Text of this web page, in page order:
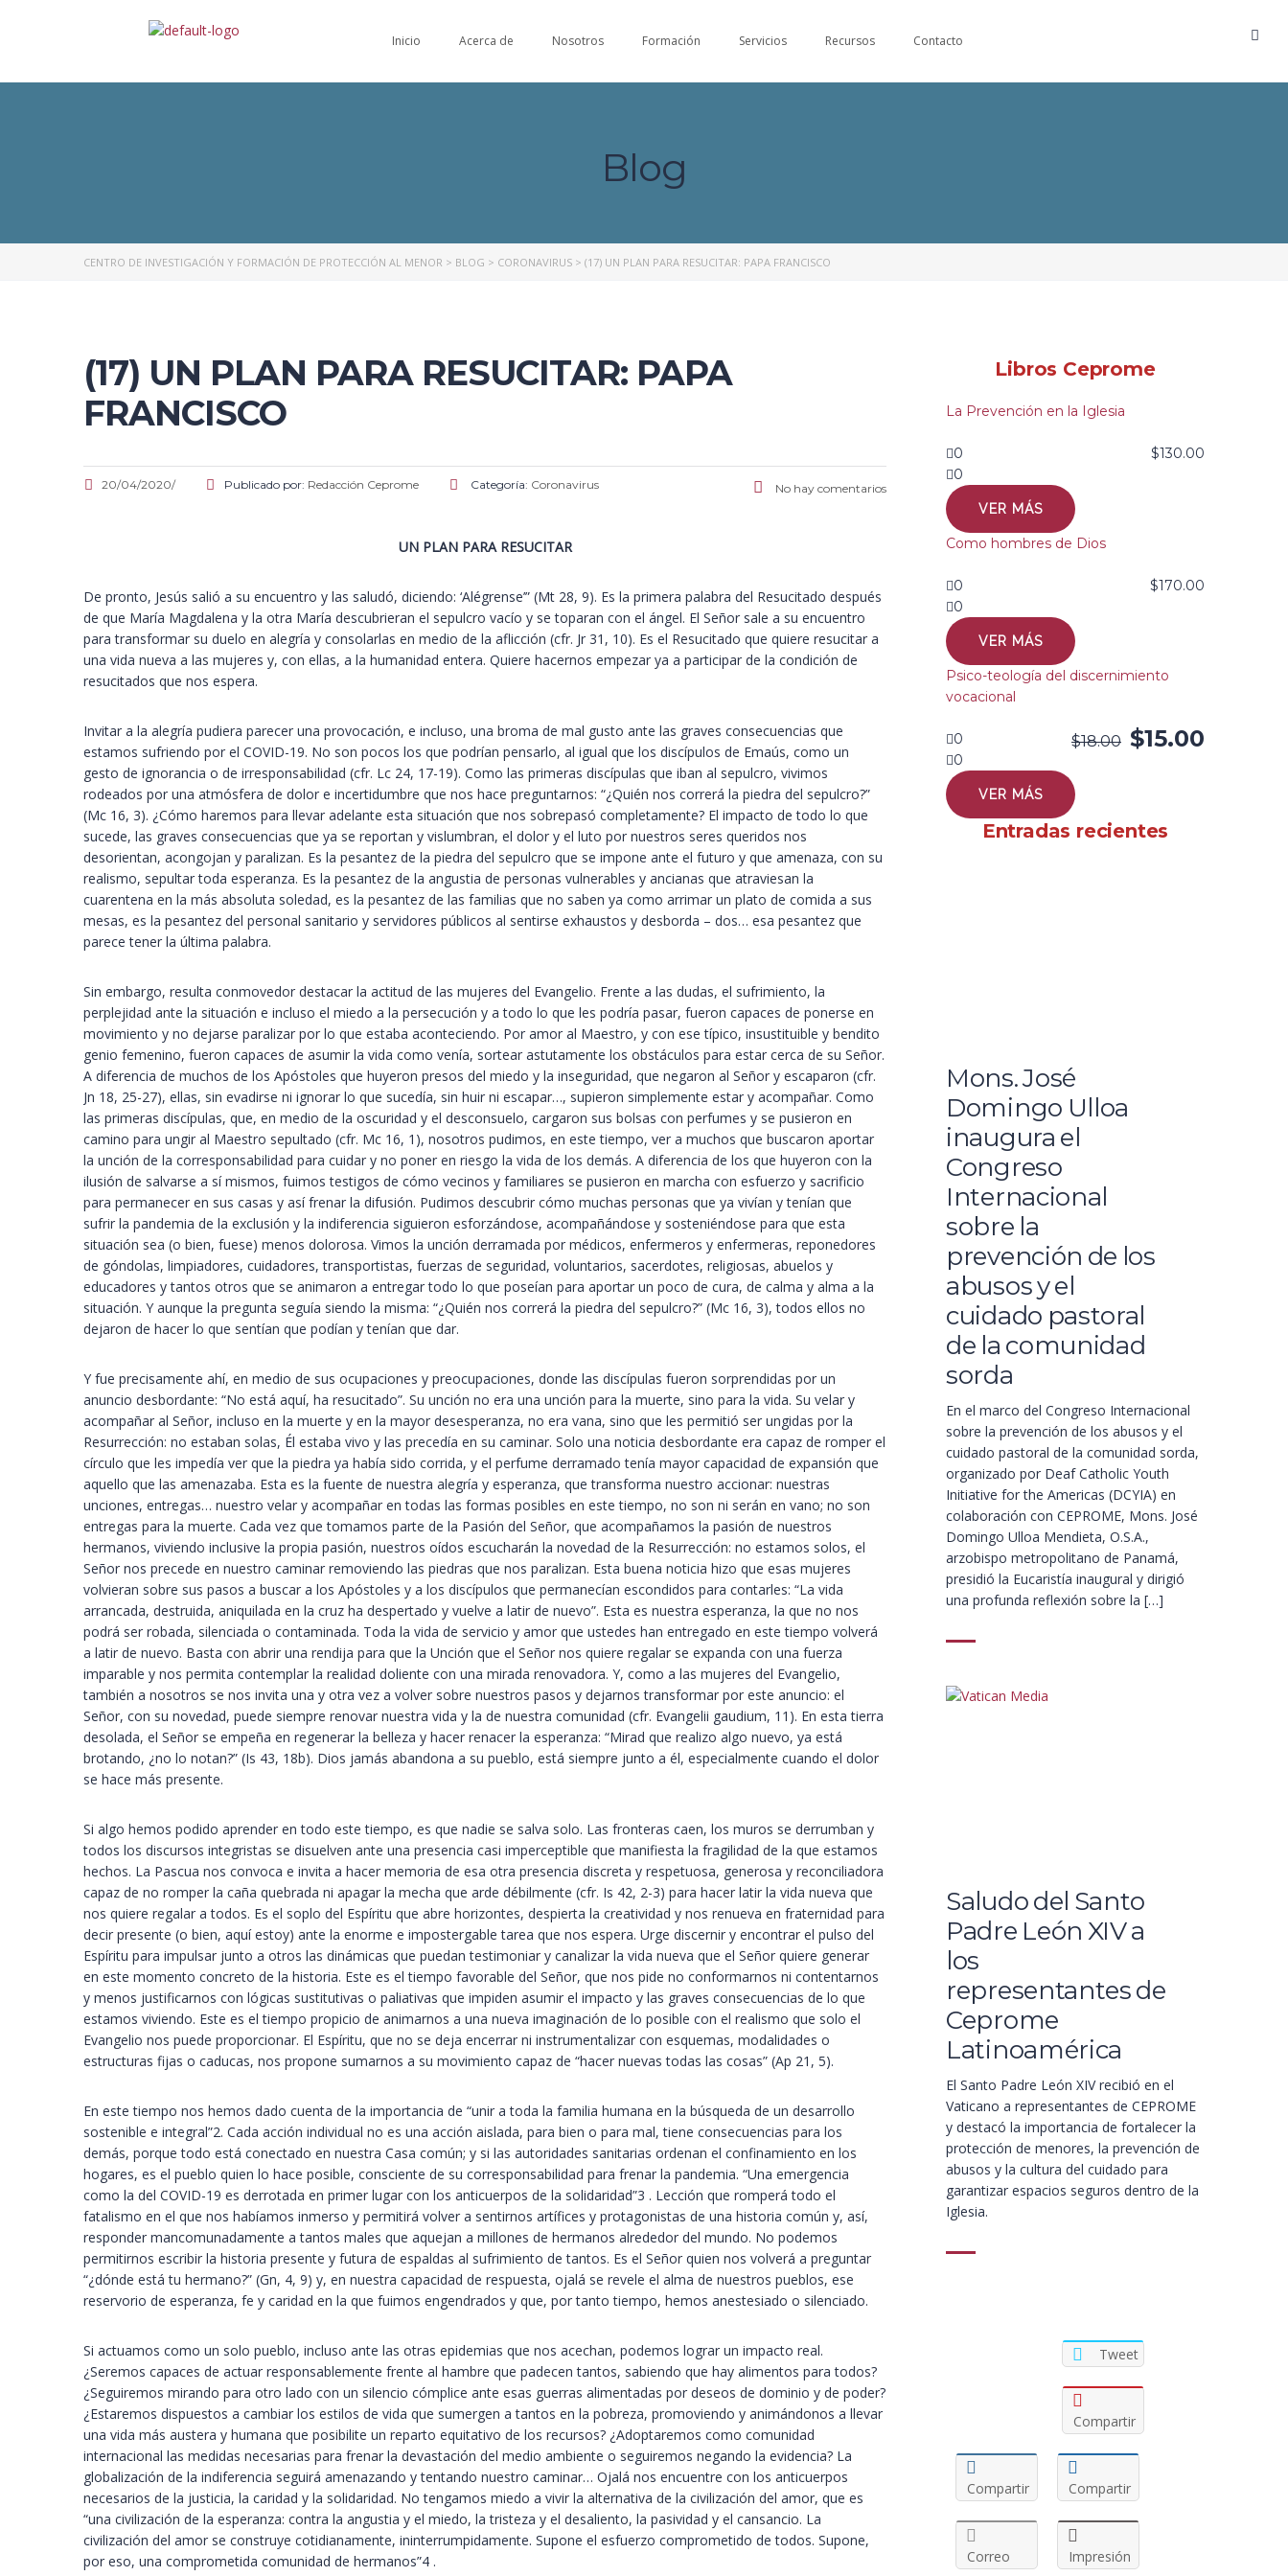
Inicio Acerca de Nosotros Formación Servicios Recursos Contacto
Blog
CENTRO DE INVESTIGACIÓN Y FORMACIÓN DE PROTECCIÓN AL MENOR > BLOG > CORONAVIRUS > (17) UN PLAN PARA RESUCITAR: PAPA FRANCISCO
(17) UN PLAN PARA RESUCITAR: PAPA
FRANCISCO
20/04/2020/ Publicado por: Redacción Ceprome Categoría: Coronavirus No hay comentarios
UN PLAN PARA RESUCITAR
De pronto, Jesús salió a su encuentro y las saludó, diciendo: ‘Alégrense’” (Mt 28, 9). Es la primera palabra del Resucitado después
de que María Magdalena y la otra María descubrieran el sepulcro vacío y se toparan con el ángel. El Señor sale a su encuentro
para transformar su duelo en alegría y consolarlas en medio de la aflicción (cfr. Jr 31, 10). Es el Resucitado que quiere resucitar a
una vida nueva a las mujeres y, con ellas, a la humanidad entera. Quiere hacernos empezar ya a participar de la condición de
resucitados que nos espera.
Invitar a la alegría pudiera parecer una provocación, e incluso, una broma de mal gusto ante las graves consecuencias que
estamos sufriendo por el COVID-19. No son pocos los que podrían pensarlo, al igual que los discípulos de Emaús, como un
gesto de ignorancia o de irresponsabilidad (cfr. Lc 24, 17-19). Como las primeras discípulas que iban al sepulcro, vivimos
rodeados por una atmósfera de dolor e incertidumbre que nos hace preguntarnos: “¿Quién nos correrá la piedra del sepulcro?”
(Mc 16, 3). ¿Cómo haremos para llevar adelante esta situación que nos sobrepasó completamente? El impacto de todo lo que
sucede, las graves consecuencias que ya se reportan y vislumbran, el dolor y el luto por nuestros seres queridos nos
desorientan, acongojan y paralizan. Es la pesantez de la piedra del sepulcro que se impone ante el futuro y que amenaza, con su
realismo, sepultar toda esperanza. Es la pesantez de la angustia de personas vulnerables y ancianas que atraviesan la
cuarentena en la más absoluta soledad, es la pesantez de las familias que no saben ya como arrimar un plato de comida a sus
mesas, es la pesantez del personal sanitario y servidores públicos al sentirse exhaustos y desborda – dos… esa pesantez que
parece tener la última palabra.
Sin embargo, resulta conmovedor destacar la actitud de las mujeres del Evangelio. Frente a las dudas, el sufrimiento, la
perplejidad ante la situación e incluso el miedo a la persecución y a todo lo que les podría pasar, fueron capaces de ponerse en
movimiento y no dejarse paralizar por lo que estaba aconteciendo. Por amor al Maestro, y con ese típico, insustituible y bendito
genio femenino, fueron capaces de asumir la vida como venía, sortear astutamente los obstáculos para estar cerca de su Señor.
A diferencia de muchos de los Apóstoles que huyeron presos del miedo y la inseguridad, que negaron al Señor y escaparon (cfr.
Jn 18, 25-27), ellas, sin evadirse ni ignorar lo que sucedía, sin huir ni escapar…, supieron simplemente estar y acompañar. Como
las primeras discípulas, que, en medio de la oscuridad y el desconsuelo, cargaron sus bolsas con perfumes y se pusieron en
camino para ungir al Maestro sepultado (cfr. Mc 16, 1), nosotros pudimos, en este tiempo, ver a muchos que buscaron aportar
la unción de la corresponsabilidad para cuidar y no poner en riesgo la vida de los demás. A diferencia de los que huyeron con la
ilusión de salvarse a sí mismos, fuimos testigos de cómo vecinos y familiares se pusieron en marcha con esfuerzo y sacrificio
para permanecer en sus casas y así frenar la difusión. Pudimos descubrir cómo muchas personas que ya vivían y tenían que
sufrir la pandemia de la exclusión y la indiferencia siguieron esforzándose, acompañándose y sosteniéndose para que esta
situación sea (o bien, fuese) menos dolorosa. Vimos la unción derramada por médicos, enfermeros y enfermeras, reponedores
de góndolas, limpiadores, cuidadores, transportistas, fuerzas de seguridad, voluntarios, sacerdotes, religiosas, abuelos y
educadores y tantos otros que se animaron a entregar todo lo que poseían para aportar un poco de cura, de calma y alma a la
situación. Y aunque la pregunta seguía siendo la misma: “¿Quién nos correrá la piedra del sepulcro?” (Mc 16, 3), todos ellos no
dejaron de hacer lo que sentían que podían y tenían que dar.
Y fue precisamente ahí, en medio de sus ocupaciones y preocupaciones, donde las discípulas fueron sorprendidas por un
anuncio desbordante: “No está aquí, ha resucitado”. Su unción no era una unción para la muerte, sino para la vida. Su velar y
acompañar al Señor, incluso en la muerte y en la mayor desesperanza, no era vana, sino que les permitió ser ungidas por la
Resurrección: no estaban solas, Él estaba vivo y las precedía en su caminar. Solo una noticia desbordante era capaz de romper el
círculo que les impedía ver que la piedra ya había sido corrida, y el perfume derramado tenía mayor capacidad de expansión que
aquello que las amenazaba. Esta es la fuente de nuestra alegría y esperanza, que transforma nuestro accionar: nuestras
unciones, entregas… nuestro velar y acompañar en todas las formas posibles en este tiempo, no son ni serán en vano; no son
entregas para la muerte. Cada vez que tomamos parte de la Pasión del Señor, que acompañamos la pasión de nuestros
hermanos, viviendo inclusive la propia pasión, nuestros oídos escucharán la novedad de la Resurrección: no estamos solos, el
Señor nos precede en nuestro caminar removiendo las piedras que nos paralizan. Esta buena noticia hizo que esas mujeres
volvieran sobre sus pasos a buscar a los Apóstoles y a los discípulos que permanecían escondidos para contarles: “La vida
arrancada, destruida, aniquilada en la cruz ha despertado y vuelve a latir de nuevo”. Esta es nuestra esperanza, la que no nos
podrá ser robada, silenciada o contaminada. Toda la vida de servicio y amor que ustedes han entregado en este tiempo volverá
a latir de nuevo. Basta con abrir una rendija para que la Unción que el Señor nos quiere regalar se expanda con una fuerza
imparable y nos permita contemplar la realidad doliente con una mirada renovadora. Y, como a las mujeres del Evangelio,
también a nosotros se nos invita una y otra vez a volver sobre nuestros pasos y dejarnos transformar por este anuncio: el
Señor, con su novedad, puede siempre renovar nuestra vida y la de nuestra comunidad (cfr. Evangelii gaudium, 11). En esta tierra
desolada, el Señor se empeña en regenerar la belleza y hacer renacer la esperanza: “Mirad que realizo algo nuevo, ya está
brotando, ¿no lo notan?” (Is 43, 18b). Dios jamás abandona a su pueblo, está siempre junto a él, especialmente cuando el dolor
se hace más presente.
Si algo hemos podido aprender en todo este tiempo, es que nadie se salva solo. Las fronteras caen, los muros se derrumban y
todos los discursos integristas se disuelven ante una presencia casi imperceptible que manifiesta la fragilidad de la que estamos
hechos. La Pascua nos convoca e invita a hacer memoria de esa otra presencia discreta y respetuosa, generosa y reconciliadora
capaz de no romper la caña quebrada ni apagar la mecha que arde débilmente (cfr. Is 42, 2-3) para hacer latir la vida nueva que
nos quiere regalar a todos. Es el soplo del Espíritu que abre horizontes, despierta la creatividad y nos renueva en fraternidad para
decir presente (o bien, aquí estoy) ante la enorme e impostergable tarea que nos espera. Urge discernir y encontrar el pulso del
Espíritu para impulsar junto a otros las dinámicas que puedan testimoniar y canalizar la vida nueva que el Señor quiere generar
en este momento concreto de la historia. Este es el tiempo favorable del Señor, que nos pide no conformarnos ni contentarnos
y menos justificarnos con lógicas sustitutivas o paliativas que impiden asumir el impacto y las graves consecuencias de lo que
estamos viviendo. Este es el tiempo propicio de animarnos a una nueva imaginación de lo posible con el realismo que solo el
Evangelio nos puede proporcionar. El Espíritu, que no se deja encerrar ni instrumentalizar con esquemas, modalidades o
estructuras fijas o caducas, nos propone sumarnos a su movimiento capaz de “hacer nuevas todas las cosas” (Ap 21, 5).
En este tiempo nos hemos dado cuenta de la importancia de “unir a toda la familia humana en la búsqueda de un desarrollo
sostenible e integral”2. Cada acción individual no es una acción aislada, para bien o para mal, tiene consecuencias para los
demás, porque todo está conectado en nuestra Casa común; y si las autoridades sanitarias ordenan el confinamiento en los
hogares, es el pueblo quien lo hace posible, consciente de su corresponsabilidad para frenar la pandemia. “Una emergencia
como la del COVID-19 es derrotada en primer lugar con los anticuerpos de la solidaridad”3 . Lección que romperá todo el
fatalismo en el que nos habíamos inmerso y permitirá volver a sentirnos artífices y protagonistas de una historia común y, así,
responder mancomunadamente a tantos males que aquejan a millones de hermanos alrededor del mundo. No podemos
permitirnos escribir la historia presente y futura de espaldas al sufrimiento de tantos. Es el Señor quien nos volverá a preguntar
“¿dónde está tu hermano?” (Gn, 4, 9) y, en nuestra capacidad de respuesta, ojalá se revele el alma de nuestros pueblos, ese
reservorio de esperanza, fe y caridad en la que fuimos engendrados y que, por tanto tiempo, hemos anestesiado o silenciado.
Si actuamos como un solo pueblo, incluso ante las otras epidemias que nos acechan, podemos lograr un impacto real.
¿Seremos capaces de actuar responsablemente frente al hambre que padecen tantos, sabiendo que hay alimentos para todos?
¿Seguiremos mirando para otro lado con un silencio cómplice ante esas guerras alimentadas por deseos de dominio y de poder?
¿Estaremos dispuestos a cambiar los estilos de vida que sumergen a tantos en la pobreza, promoviendo y animándonos a llevar
una vida más austera y humana que posibilite un reparto equitativo de los recursos? ¿Adoptaremos como comunidad
internacional las medidas necesarias para frenar la devastación del medio ambiente o seguiremos negando la evidencia? La
globalización de la indiferencia seguirá amenazando y tentando nuestro caminar… Ojalá nos encuentre con los anticuerpos
necesarios de la justicia, la caridad y la solidaridad. No tengamos miedo a vivir la alternativa de la civilización del amor, que es
“una civilización de la esperanza: contra la angustia y el miedo, la tristeza y el desaliento, la pasividad y el cansancio. La
civilización del amor se construye cotidianamente, ininterrumpidamente. Supone el esfuerzo comprometido de todos. Supone,
por eso, una comprometida comunidad de hermanos”4 .
Libros Ceprome
La Prevención en la Iglesia
0
0
$130.00
VER MÁS
Como hombres de Dios
0
0
$170.00
VER MÁS
Psico-teología del discernimiento
vocacional
0
0
$18.00 $15.00
VER MÁS
Entradas recientes
Mons. José
Domingo Ulloa
inaugura el
Congreso
Internacional
sobre la
prevención de los
abusos y el
cuidado pastoral
de la comunidad
sorda
En el marco del Congreso Internacional
sobre la prevención de los abusos y el
cuidado pastoral de la comunidad sorda,
organizado por Deaf Catholic Youth
Initiative for the Americas (DCYIA) en
colaboración con CEPROME, Mons. José
Domingo Ulloa Mendieta, O.S.A.,
arzobispo metropolitano de Panamá,
presidió la Eucaristía inaugural y dirigió
una profunda reflexión sobre la […]
Saludo del Santo
Padre León XIV a
los
representantes de
Ceprome
Latinoamérica
El Santo Padre León XIV recibió en el
Vaticano a representantes de CEPROME
y destacó la importancia de fortalecer la
protección de menores, la prevención de
abusos y la cultura del cuidado para
garantizar espacios seguros dentro de la
Iglesia.
Tweet
Compartir
Compartir Compartir
Correo Impresión